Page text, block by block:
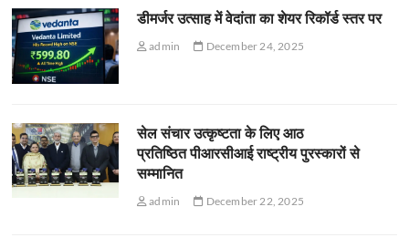
डीमर्जर उत्साह में वेदांता का शेयर रिकॉर्ड स्तर पर
admin December 24, 2025
सेल संचार उत्कृष्टता के लिए आठ
प्रतिष्ठित पीआरसीआई राष्ट्रीय पुरस्कारों से
सम्मानित
admin December 22, 2025